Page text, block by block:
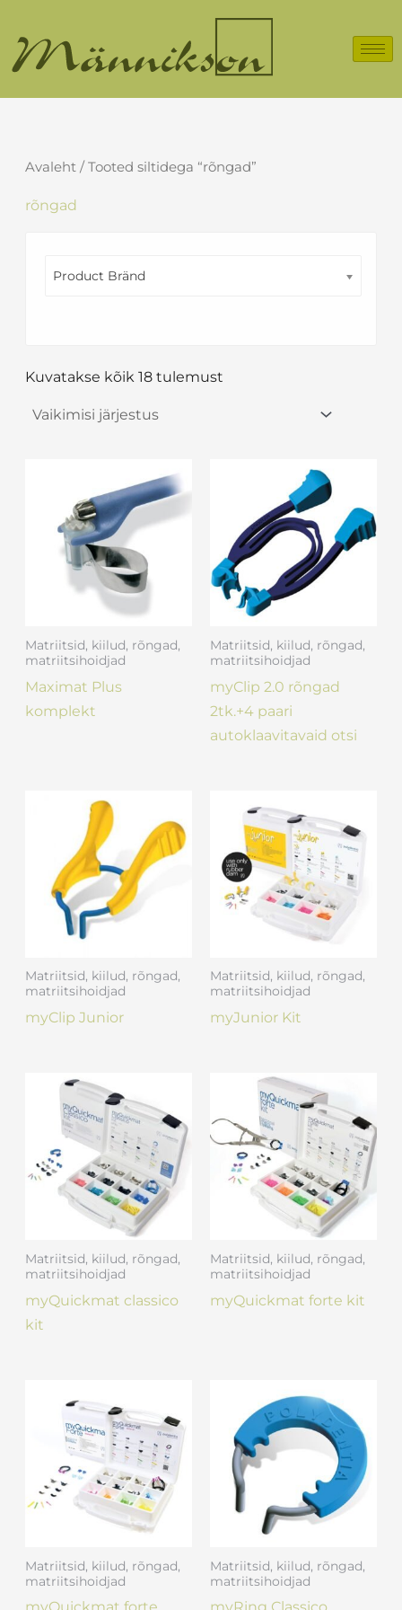
content
Avaleht / Tooted siltidega “rõngad”
rõngad
Product Bränd
Kuvatakse kõik 18 tulemust
Matriitsid, kiilud, rõngad,
matriitsihoidjad
Maximat Plus
komplekt
Matriitsid, kiilud, rõngad,
matriitsihoidjad
myClip 2.0 rõngad
2tk.+4 paari
autoklaavitavaid otsi
Matriitsid, kiilud, rõngad,
matriitsihoidjad
myClip Junior
Matriitsid, kiilud, rõngad,
matriitsihoidjad
myJunior Kit
Matriitsid, kiilud, rõngad,
matriitsihoidjad
myQuickmat classico
kit
Matriitsid, kiilud, rõngad,
matriitsihoidjad
myQuickmat forte kit
Matriitsid, kiilud, rõngad,
matriitsihoidjad
Matriitsid, kiilud, rõngad,
matriitsihoidjad